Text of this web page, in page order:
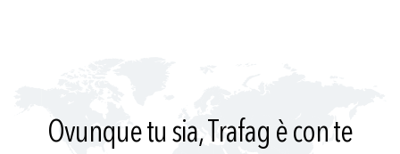
Ovunque tu sia, Trafag è con te